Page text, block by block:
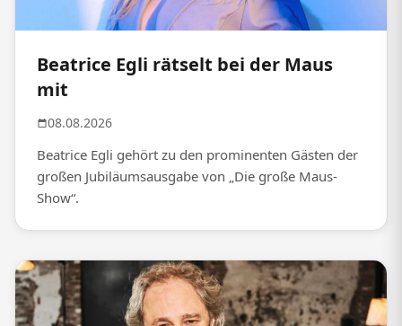
Beatrice Egli rätselt bei der Maus
mit
08.08.2026
Beatrice Egli gehört zu den prominenten Gästen der
großen Jubiläumsausgabe von „Die große Maus-
Show“.